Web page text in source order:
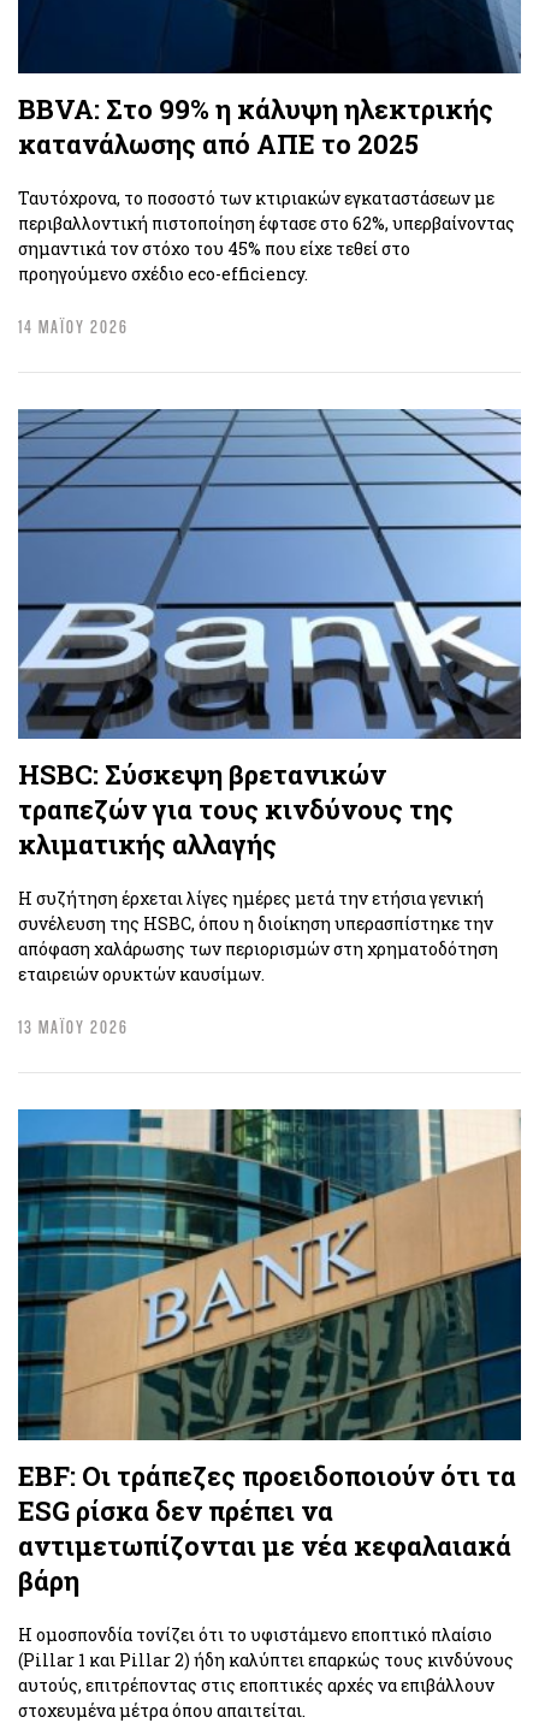
BBVA: Στο 99% η κάλυψη ηλεκτρικής
κατανάλωσης από ΑΠΕ το 2025
Ταυτόχρονα, το ποσοστό των κτιριακών εγκαταστάσεων με
περιβαλλοντική πιστοποίηση έφτασε στο 62%, υπερβαίνοντας
σημαντικά τον στόχο του 45% που είχε τεθεί στο
προηγούμενο σχέδιο eco-efficiency.
14 ΜΑΪΟΥ 2026
HSBC: Σύσκεψη βρετανικών
τραπεζών για τους κινδύνους της
κλιματικής αλλαγής
Η συζήτηση έρχεται λίγες ημέρες μετά την ετήσια γενική
συνέλευση της HSBC, όπου η διοίκηση υπερασπίστηκε την
απόφαση χαλάρωσης των περιορισμών στη χρηματοδότηση
εταιρειών ορυκτών καυσίμων.
13 ΜΑΪΟΥ 2026
EBF: Οι τράπεζες προειδοποιούν ότι τα
ESG ρίσκα δεν πρέπει να
αντιμετωπίζονται με νέα κεφαλαιακά
βάρη
Η ομοσπονδία τονίζει ότι το υφιστάμενο εποπτικό πλαίσιο
(Pillar 1 και Pillar 2) ήδη καλύπτει επαρκώς τους κινδύνους
αυτούς, επιτρέποντας στις εποπτικές αρχές να επιβάλλουν
στοχευμένα μέτρα όπου απαιτείται.